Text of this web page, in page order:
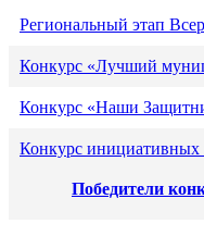
Региональный этап
Конкурс «Лучший
Конкурс «Наши
Конкурс инициативных
Победители